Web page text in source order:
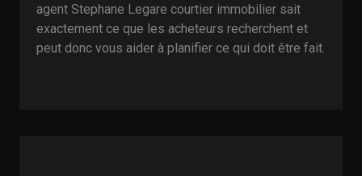
agent Stephane Legare courtier immobilier sait
exactement ce que les acheteurs recherchent et
peut donc vous aider à planifier ce qui doit être fait.